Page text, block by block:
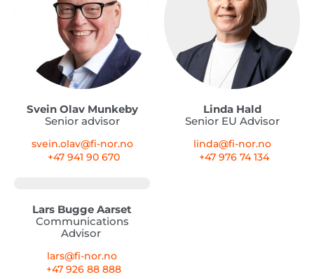
Svein Olav Munkeby
Senior advisor
svein.olav@fi-nor.no
+47 941 90 670
Linda Hald
Senior EU Advisor
linda@fi-nor.no
+47 976 74 134
Lars Bugge Aarset
Communications
Advisor
lars@fi-nor.no
+47 926 88 888